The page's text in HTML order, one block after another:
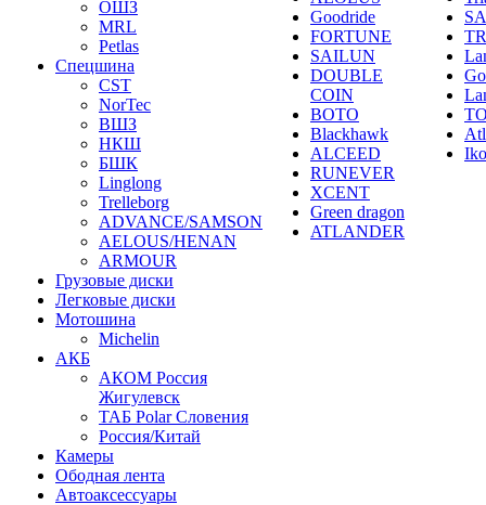
ОШЗ
MRL
Petlas
Спецшина
CST
NorTec
ВШЗ
НКШ
БШК
Linglong
Trelleborg
ADVANCE/SAMSON
AELOUS/HENAN
ARMOUR
Грузовые диски
Легковые диски
Мотошина
Michelin
АКБ
АКОМ Россия
Жигулевск
ТАБ Polar Словения
Россия/Китай
Камеры
Ободная лента
Автоаксессуары
Goodride
FORTUNE
SAILUN
DOUBLE
COIN
BOTO
Blackhawk
ALCEED
RUNEVER
XCENT
Green dragon
ATLANDER